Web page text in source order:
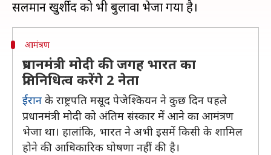
आमंत्रण
प्रधानमंत्री मोदी की जगह भारत का
प्रतिनिधित्व करेंगे 2 नेता
ईरान के राष्ट्रपति मसूद पेजेश्कियन ने कुछ दिन पहले
प्रधानमंत्री मोदी को अंतिम संस्कार में आने का आमंत्रण
भेजा था। हालांकि, भारत ने अभी इसमें किसी के शामिल
होने की आधिकारिक घोषणा नहीं की है।